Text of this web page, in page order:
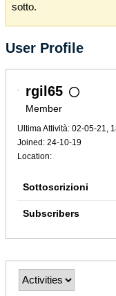
sotto.
User Profile
rgil65
Member
Ultima Attività: 02-05-21,
Joined: 24-10-19
Location:
Sottoscrizioni
Subscribers